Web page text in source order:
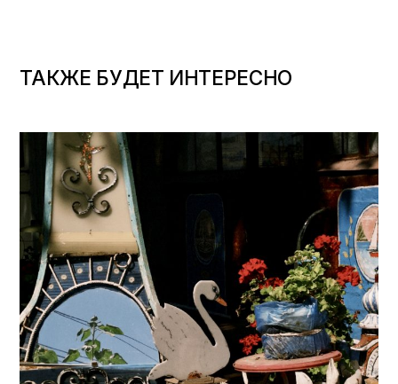
ТАКЖЕ БУДЕТ ИНТЕРЕСНО